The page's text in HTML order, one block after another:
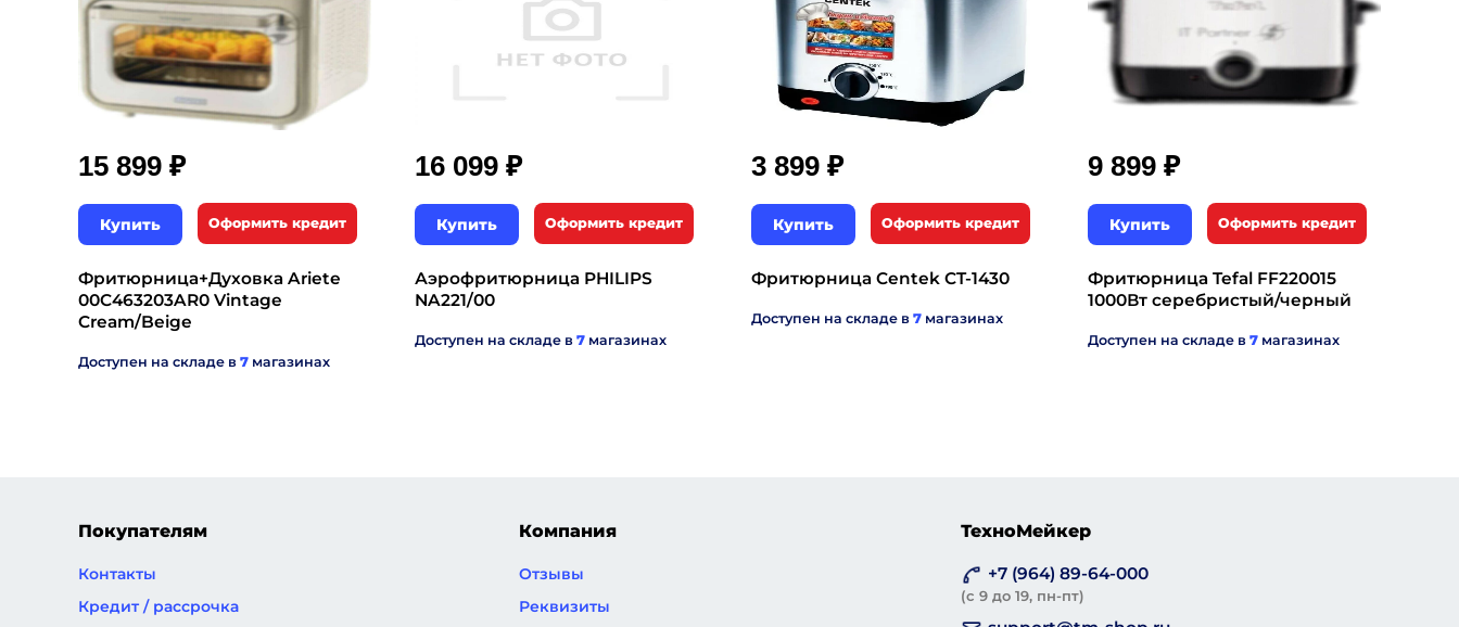
15 899 ₽
Купить Оформить кредит
Фритюрница+Духовка Ariete
00C463203AR0 Vintage
Cream/Beige
Доступен на складе в 7 магазинах
16 099 ₽
Купить Оформить кредит
Аэрофритюрница PHILIPS
NA221/00
Доступен на складе в 7 магазинах
3 899 ₽
Купить Оформить кредит
Фритюрница Centek CT-1430
Доступен на складе в 7 магазинах
9 899 ₽
Купить Оформить кредит
Фритюрница Tefal FF220015
1000Вт серебристый/черный
Доступен на складе в 7 магазинах
Покупателям
Контакты
Кредит / рассрочка
Компания
Отзывы
Реквизиты
ТехноМейкер
+7 (964) 89-64-000
(с 9 до 19, пн-пт)